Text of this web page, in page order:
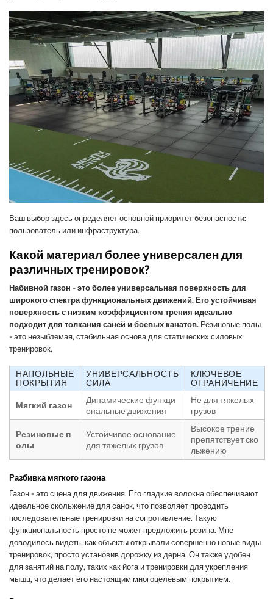
Ваш выбор здесь определяет основной приоритет безопасности:
пользователь или инфраструктура.
Какой материал более универсален для
различных тренировок?
Набивной газон - это более универсальная поверхность для
широкого спектра функциональных движений. Его устойчивая
поверхность с низким коэффициентом трения идеально
подходит для толкания саней и боевых канатов. Резиновые полы
- это незыблемая, стабильная основа для статических силовых
тренировок.
НАПОЛЬНЫЕ
ПОКРЫТИЯ
УНИВЕРСАЛЬНОСТЬ
СИЛА
КЛЮЧЕВОЕ
ОГРАНИЧЕНИЕ
Мягкий газон
Динамические функци
ональные движения
Не для тяжелых
грузов
Резиновые п
олы
Устойчивое основание
для тяжелых грузов
Высокое трение
препятствует ско
льжению
Разбивка мягкого газона
Газон - это сцена для движения. Его гладкие волокна обеспечивают
идеальное скольжение для санок, что позволяет проводить
последовательные тренировки на сопротивление. Такую
функциональность просто не может предложить резина. Мне
доводилось видеть, как объекты открывали совершенно новые виды
тренировок, просто установив дорожку из дерна. Он также удобен
для занятий на полу, таких как йога и тренировки для укрепления
мышц, что делает его настоящим многоцелевым покрытием.